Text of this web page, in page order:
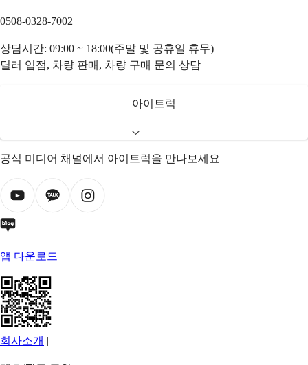
0508-0328-7002
상담시간: 09:00 ~ 18:00(주말 및 공휴일 휴무)
딜러 입점, 차량 판매, 차량 구매 문의 상담
아이트럭
공식 미디어 채널에서 아이트럭을 만나보세요
앱 다운로드
회사소개 |